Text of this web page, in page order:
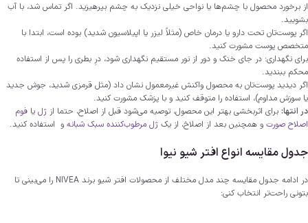
از برخورد محصول با چشم‌ها یا نواحی خیلی نزدیک به چشم بپرهیزید. اگر تماس شد، با آب
بشویید.
اگر پوست‌تان تحت دارو یا درمان خاص (مثلاً لیزر یا اپیلاسیون شدید) بوده است، ابتدا با
متخصص پوست مشورت کنید.
برای نگهداری: در جای خنک و دور از نور مستقیم نگهداری شود، درِ بطری را پس از استفاده
محکم ببندید.
اگر دیدید پوست‌تان به محصول واکنش غیرمعمول نشان داد (مثل قرمزی شدید، جوش جدید
یا سوزش مداوم)، استفاده را متوقف کنید و با پزشک مشورت کنید.
در انتها: برای اثربخشی بهتر این محصول، توصیه می‌شود قبل از اصلاح، حتما از ژل یا فوم
اصلاح صورت و همچنین بعد از اصلاخ، از یک ژل مرطوب‌کننده سبک شبانه و استفاده کنید.
جدول مقایسه انواع افتر شیو نیوا
در ادامه جدول مقایسه چند مدل مختلف از محصولات افتر شیو برند NIVEA را می‌بینی تا
بتونی راحت‌تر انتخاب کنی: